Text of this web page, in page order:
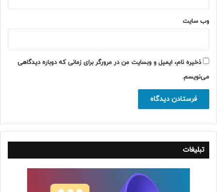
وب‌ سایت
ذخیره نام، ایمیل و وبسایت من در مرورگر برای زمانی که دوباره دیدگاهی
می‌نویسم.
تبلیغات